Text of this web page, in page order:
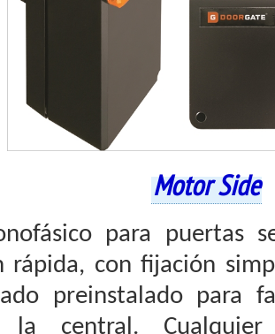
Motor Side
para puertas
rápida, con fijación
preinstalado para
central. Cualquier